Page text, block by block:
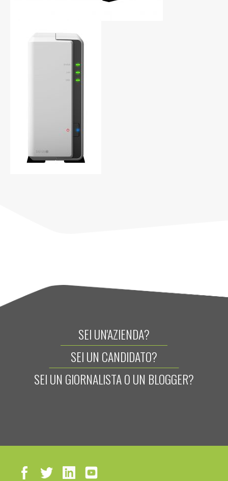
SEI UN'AZIENDA?
SEI UN CANDIDATO?
SEI UN GIORNALISTA O UN BLOGGER?